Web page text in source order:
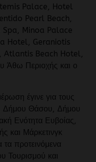
Palace, Hotel
Pearl Beach,
Minoa Palace
Hotel, Geraniotis
Beach Hotel,
Άθω Περιοχής και ο
έγινε για τους
Δήμου Θάσου, Δήμου
Ενότητα Ευβοίας,
και Μάρκετινγκ
τα προτεινόμενα
Τουρισμού και